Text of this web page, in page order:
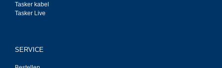
Tasker kabel
Tasker Live
SERVICE